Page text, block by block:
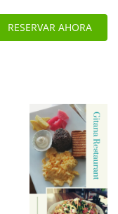
RESERVAR AHORA